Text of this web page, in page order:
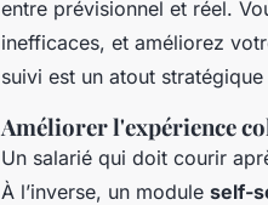
entre prévisionnel et réel.
inefficaces, et améliorez
suivi est un atout
Améliorer l'expérience
Un salarié qui doit courir
À l’inverse, un module self-